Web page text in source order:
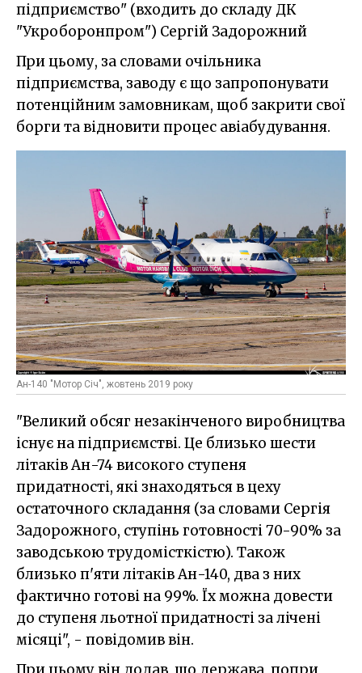
підприємство" (входить до складу ДК
"Укроборонпром") Сергій Задорожний
При цьому, за словами очільника
підприємства, заводу є що запропонувати
потенційним замовникам, щоб закрити свої
борги та відновити процес авіабудування.
Ан-140 "Мотор Січ", жовтень 2019 року
"Великий обсяг незакінченого виробництва
існує на підприємстві. Це близько шести
літаків Ан-74 високого ступеня
придатності, які знаходяться в цеху
остаточного складання (за словами Сергія
Задорожного, ступінь готовності 70-90% за
заводською трудомісткістю). Також
близько п'яти літаків Ан-140, два з них
фактично готові на 99%. Їх можна довести
до ступеня льотної придатності за лічені
місяці", - повідомив він.